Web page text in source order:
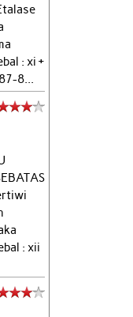
: xi +
8...
: xii